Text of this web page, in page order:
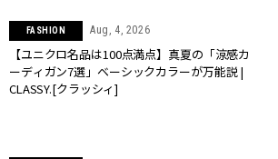
FASHION Aug, 4, 2026
【ユニクロ名品は100点満点】真夏の「涼感カ
ーディガン7選」ベーシックカラーが万能説 |
CLASSY.[クラッシィ]